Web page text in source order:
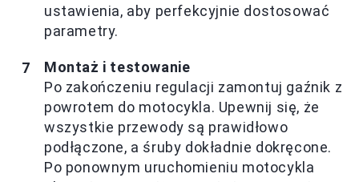
ustawienia, aby perfekcyjnie dostosować
parametry.
Montaż i testowanie
Po zakończeniu regulacji zamontuj gaźnik z
powrotem do motocykla. Upewnij się, że
wszystkie przewody są prawidłowo
podłączone, a śruby dokładnie dokręcone.
Po ponownym uruchomieniu motocykla